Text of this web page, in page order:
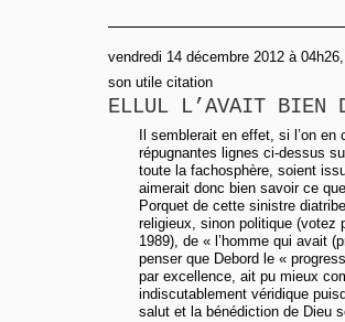
vendredi 14 décembre 2012 à
son utile citation
ELLUL L’AVAIT
Il semblerait en effet, si l’on
répugnantes lignes ci-dessus
toute la fachosphère, soient
aimerait donc bien savoir ce
Porquet de cette sinistre
religieux, sinon politique (votez
1989), de « l’homme qui avait
penser que Debord le «
par excellence, ait pu mieux
indiscutablement véridique
salut et la bénédiction de Dieu